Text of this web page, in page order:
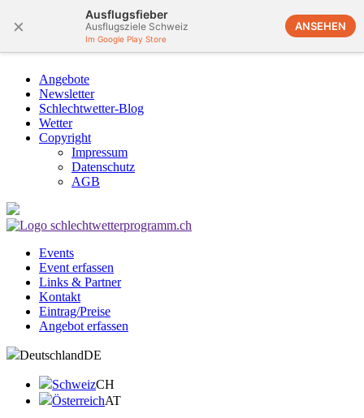
× Ausflugsfieber
Ausflugsziele Schweiz
Im Google Play Store
ANSEHEN
Angebote
Newsletter
Schlechtwetter-Blog
Wetter
Copyright
Impressum
Datenschutz
AGB
Events
Event erfassen
Links & Partner
Kontakt
Eintrag/Preise
Angebot erfassen
DeutschlandDE
SchweizCH
ÖsterreichAT